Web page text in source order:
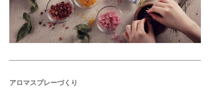
アロマスプレーづくり